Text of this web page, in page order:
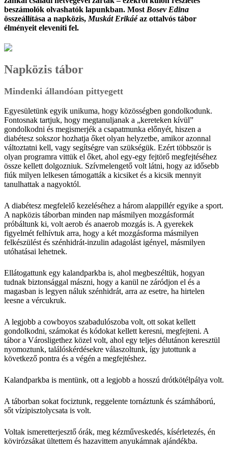
beszámolók olvashatók lapunkban. Most Bosev Edina
összeállítása a napközis, Muskát Erikáéaz ottalvós tábor
élményeit eleveníti fel.
Napközis tábor
Mindenki állandóan pittyegett
Egyesületünk egyik unikuma, hogy közösségben gondolkodunk.
Fontosnak tartjuk, hogy megtanuljanak a „kereteken kívül”
gondolkodni és megismerjék a csapatmunka előnyét, hiszen a
diabétesz sokszor hozhatja őket olyan helyzetbe, amikor azonnal
változtatni kell, vagy segítségre van szükségük. Ezért többször is
olyan programra vittük el őket, ahol egy-egy fejtörő megfejtéséhez
össze kellett dolgozniuk. Szívmelengető volt látni, hogy az idősebb
fiúk milyen lelkesen támogatták a kicsiket és a kicsik mennyit
tanulhattak a nagyoktól.
A diabétesz megfelelő kezeléséhez a három alappillér egyike a sport.
A napközis táborban minden nap másmilyen mozgásformát
próbáltunk ki, volt aerob és anaerob mozgás is. A gyerekek
figyelmét felhívtuk arra, hogy a két mozgásforma másmilyen
felkészülést és szénhidrát-inzulin adagolást igényel, másmilyen
utóhatásai lehetnek.
Ellátogattunk egy kalandparkba is, ahol megbeszéltük, hogyan
tudnak biztonsággal mászni, hogy a kanül ne záródjon el és a
magasban is legyen náluk szénhidrát, arra az esetre, ha hirtelen
leesne a vércukruk.
A legjobb a cowboyos szabadulószoba volt, ott sokat kellett
gondolkodni, számokat és kódokat kellett keresni, megfejteni. A
tábor a Városligethez közel volt, ahol egy teljes délutánon keresztül
nyomoztunk, találóskérdésekre válaszoltunk, így jutottunk a
következő pontra és a végén a megfejtéshez.
Kalandparkba is mentünk, ott a legjobb a hosszú drótkötélpálya volt.
A táborban sokat fociztunk, reggelente tornáztunk és számháború,
sőt vízipisztolycsata is volt.
Voltak ismeretterjesztő órák, meg kézműveskedés, kísérletezés, én
kövirózsákat ültettem és hazavittem anyukámnak ajándékba.